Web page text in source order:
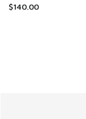
$140.00